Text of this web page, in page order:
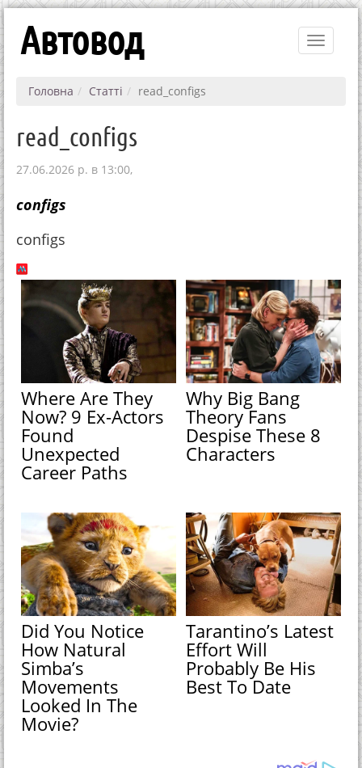
Toggle
Автовод
Головна Статті read_configs
read_configs
27.06.2026 р. в 13:00,
configs
configs
Where Are They
Now? 9 Ex-Actors
Found
Unexpected
Career Paths
Why Big Bang
Theory Fans
Despise These 8
Characters
Did You Notice
How Natural
Simba’s
Movements
Looked In The
Movie?
Tarantino’s Latest
Effort Will
Probably Be His
Best To Date